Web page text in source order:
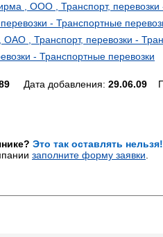
, ООО , Транспорт, перевозки
- Транспортные
, Транспорт, перевозки -
- Транспортные перевозки
Дата добавления: 29.06.09
Это так оставлять нельзя!
заполните форму заявки